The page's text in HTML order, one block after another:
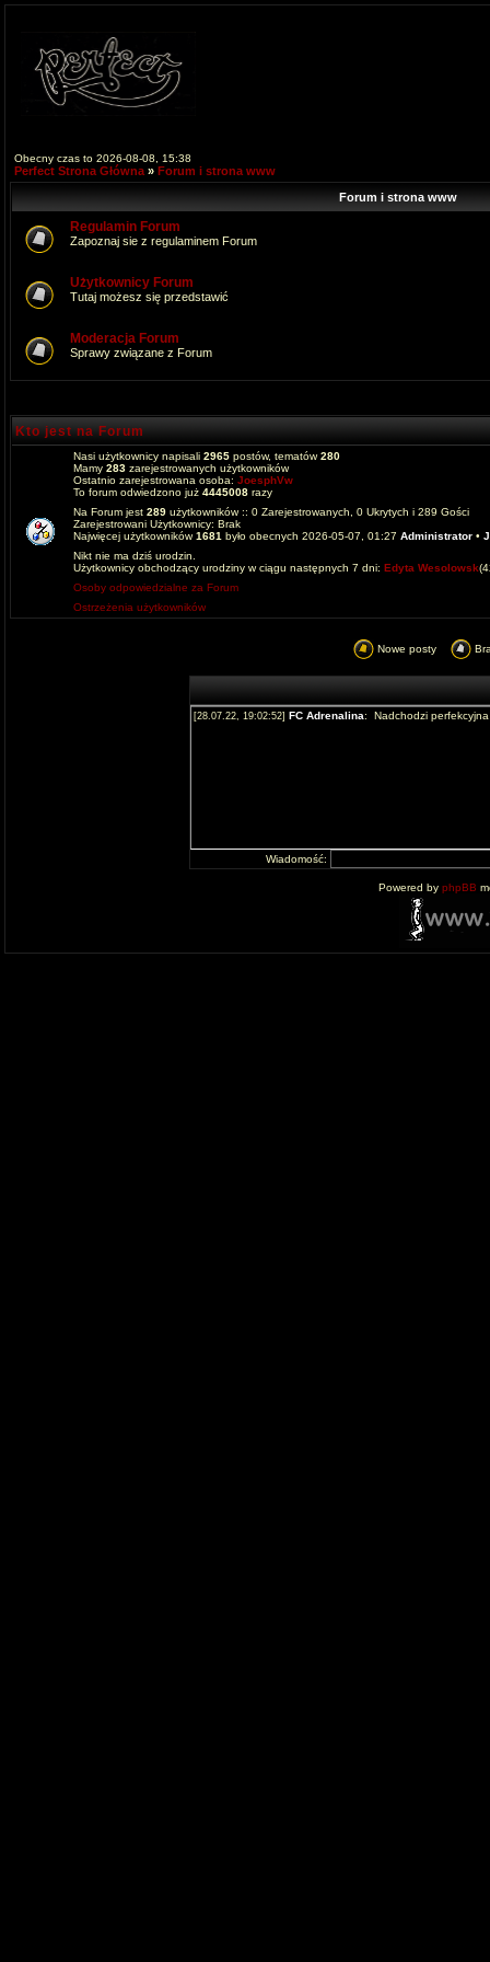
Obecny czas to 2026-08-08, 15:38
Perfect Strona Główna » Forum i strona www
Forum i strona www
Regulamin Forum
Zapoznaj sie z regulaminem Forum
Użytkownicy Forum
Tutaj możesz się przedstawić
Moderacja Forum
Sprawy związane z Forum
Kto jest na Forum
Nasi użytkownicy napisali 2965 postów, tematów280
Mamy 283 zarejestrowanych użytkowników
Ostatnio zarejestrowana osoba: JoesphVw
To forum odwiedzono już 4445008 razy
Na Forum jest 289 użytkowników :: 0 Zarejestrowanych, 0 Ukrytych i 289 Gości
Zarejestrowani Użytkownicy: Brak
Najwięcej użytkowników1681 było obecnych 2026-05-07, 01:27 Administrator •
Nikt nie ma dziś urodzin.
Użytkownicy obchodzący urodziny w ciągu następnych 7 dni: Edyta Wesolowsk
Osoby odpowiedzialne za Forum
Ostrzeżenia użytkowników
Nowe posty
Wiadomość:
Powered by phpBB